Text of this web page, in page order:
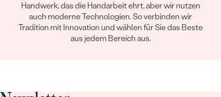
Handwerk, das die Handarbeit ehrt, aber wir nutzen
auch moderne Technologien. So verbinden wir
Tradition mit Innovation und wählen für Sie das Beste
aus jedem Bereich aus.